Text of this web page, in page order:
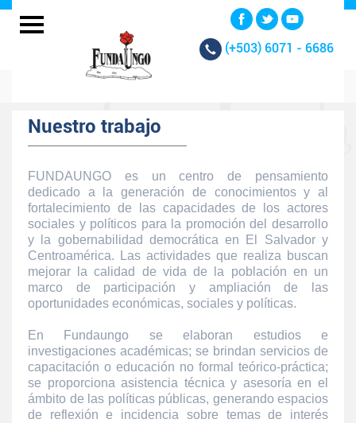
(+503) 6071 - 6686
Nuestro trabajo
FUNDAUNGO es un centro de pensamiento
dedicado a la generación de conocimientos y al
fortalecimiento de las capacidades de los actores
sociales y políticos para la promoción del desarrollo
y la gobernabilidad democrática en El Salvador y
Centroamérica. Las actividades que realiza buscan
mejorar la calidad de vida de la población en un
marco de participación y ampliación de las
oportunidades económicas, sociales y políticas.
En Fundaungo se elaboran estudios e
investigaciones académicas; se brindan servicios de
capacitación o educación no formal teórico-práctica;
se proporciona asistencia técnica y asesoría en el
ámbito de las políticas públicas, generando espacios
de reflexión e incidencia sobre temas de interés